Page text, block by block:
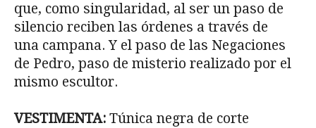
que, como singularidad, al ser un paso de
silencio reciben las órdenes a través de
una campana. Y el paso de las Negaciones
de Pedro, paso de misterio realizado por el
mismo escultor.
VESTIMENTA: Túnica negra de corte